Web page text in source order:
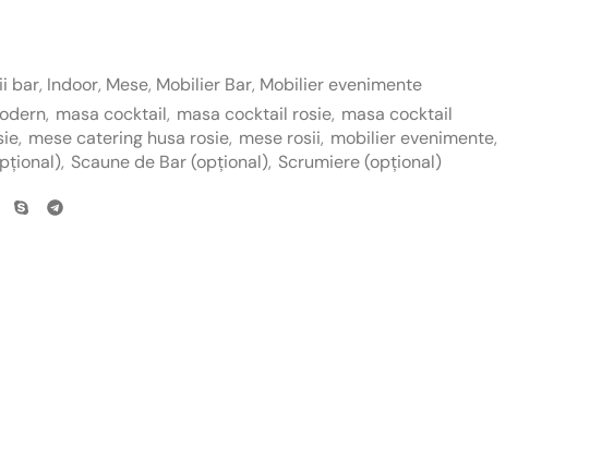
bar, Indoor, Mese, Mobilier Bar, Mobilier evenimente
, masa cocktail, masa cocktail rosie, masa cocktail
, mese catering husa rosie, mese rosii, mobilier evenimente,
, Scaune de Bar (opțional), Scrumiere (opțional)